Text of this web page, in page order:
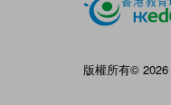
版權所有©